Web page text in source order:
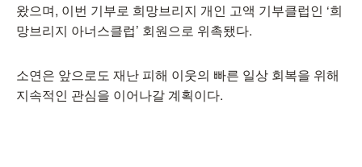
왔으며, 이번 기부로 희망브리지 개인 고액 기부클럽인 ‘희
망브리지 아너스클럽’ 회원으로 위촉됐다.
소연은 앞으로도 재난 피해 이웃의 빠른 일상 회복을 위해
지속적인 관심을 이어나갈 계획이다.